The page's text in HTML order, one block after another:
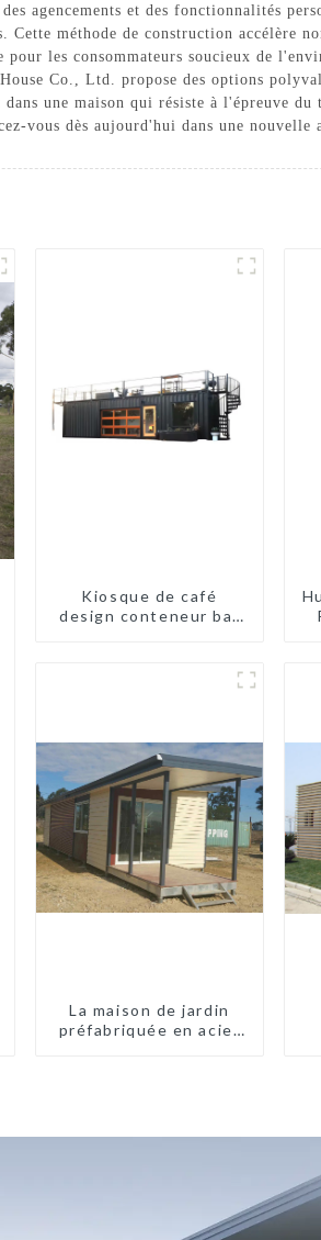
agencements et des fonctionnalités
méthode de construction accélère
les consommateurs soucieux de
Co., Ltd. propose des options
une maison qui résiste à l'épreuve
vous dès aujourd'hui dans une nouvelle
Kiosque de café
design conteneur bar
La maison de jardin
préfabriquée en acier